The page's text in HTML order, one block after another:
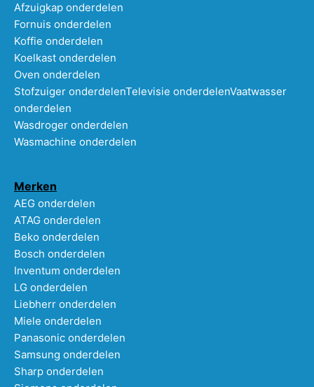
Afzuigkap onderdelen
Fornuis onderdelen
Koffie onderdelen
Koelkast onderdelen
Oven onderdelen
Stofzuiger onderdelenTelevisie onderdelenVaatwasser
onderdelen
Wasdroger onderdelen
Wasmachine onderdelen
Merken
AEG onderdelen
ATAG onderdelen
Beko onderdelen
Bosch onderdelen
Inventum onderdelen
LG onderdelen
Liebherr onderdelen
Miele onderdelen
Panasonic onderdelen
Samsung onderdelen
Sharp onderdelen